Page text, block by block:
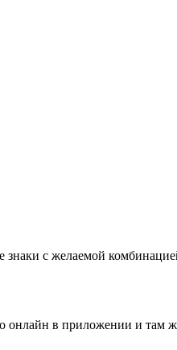
с желаемой
в приложении и там